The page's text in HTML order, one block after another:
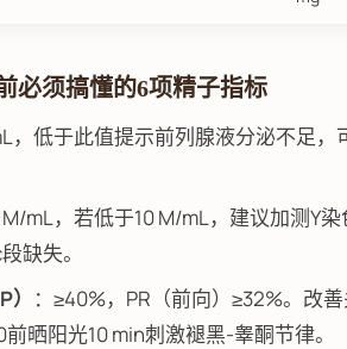
必须搞懂的6项精子指标
，低于此值提示前列腺液分泌不足
M/mL，若低于10 M/mL，建议加测Y
缺失。
：≥40%，PR（前向）≥32%。改
晒阳光10 min刺激褪黑-睾酮节律。